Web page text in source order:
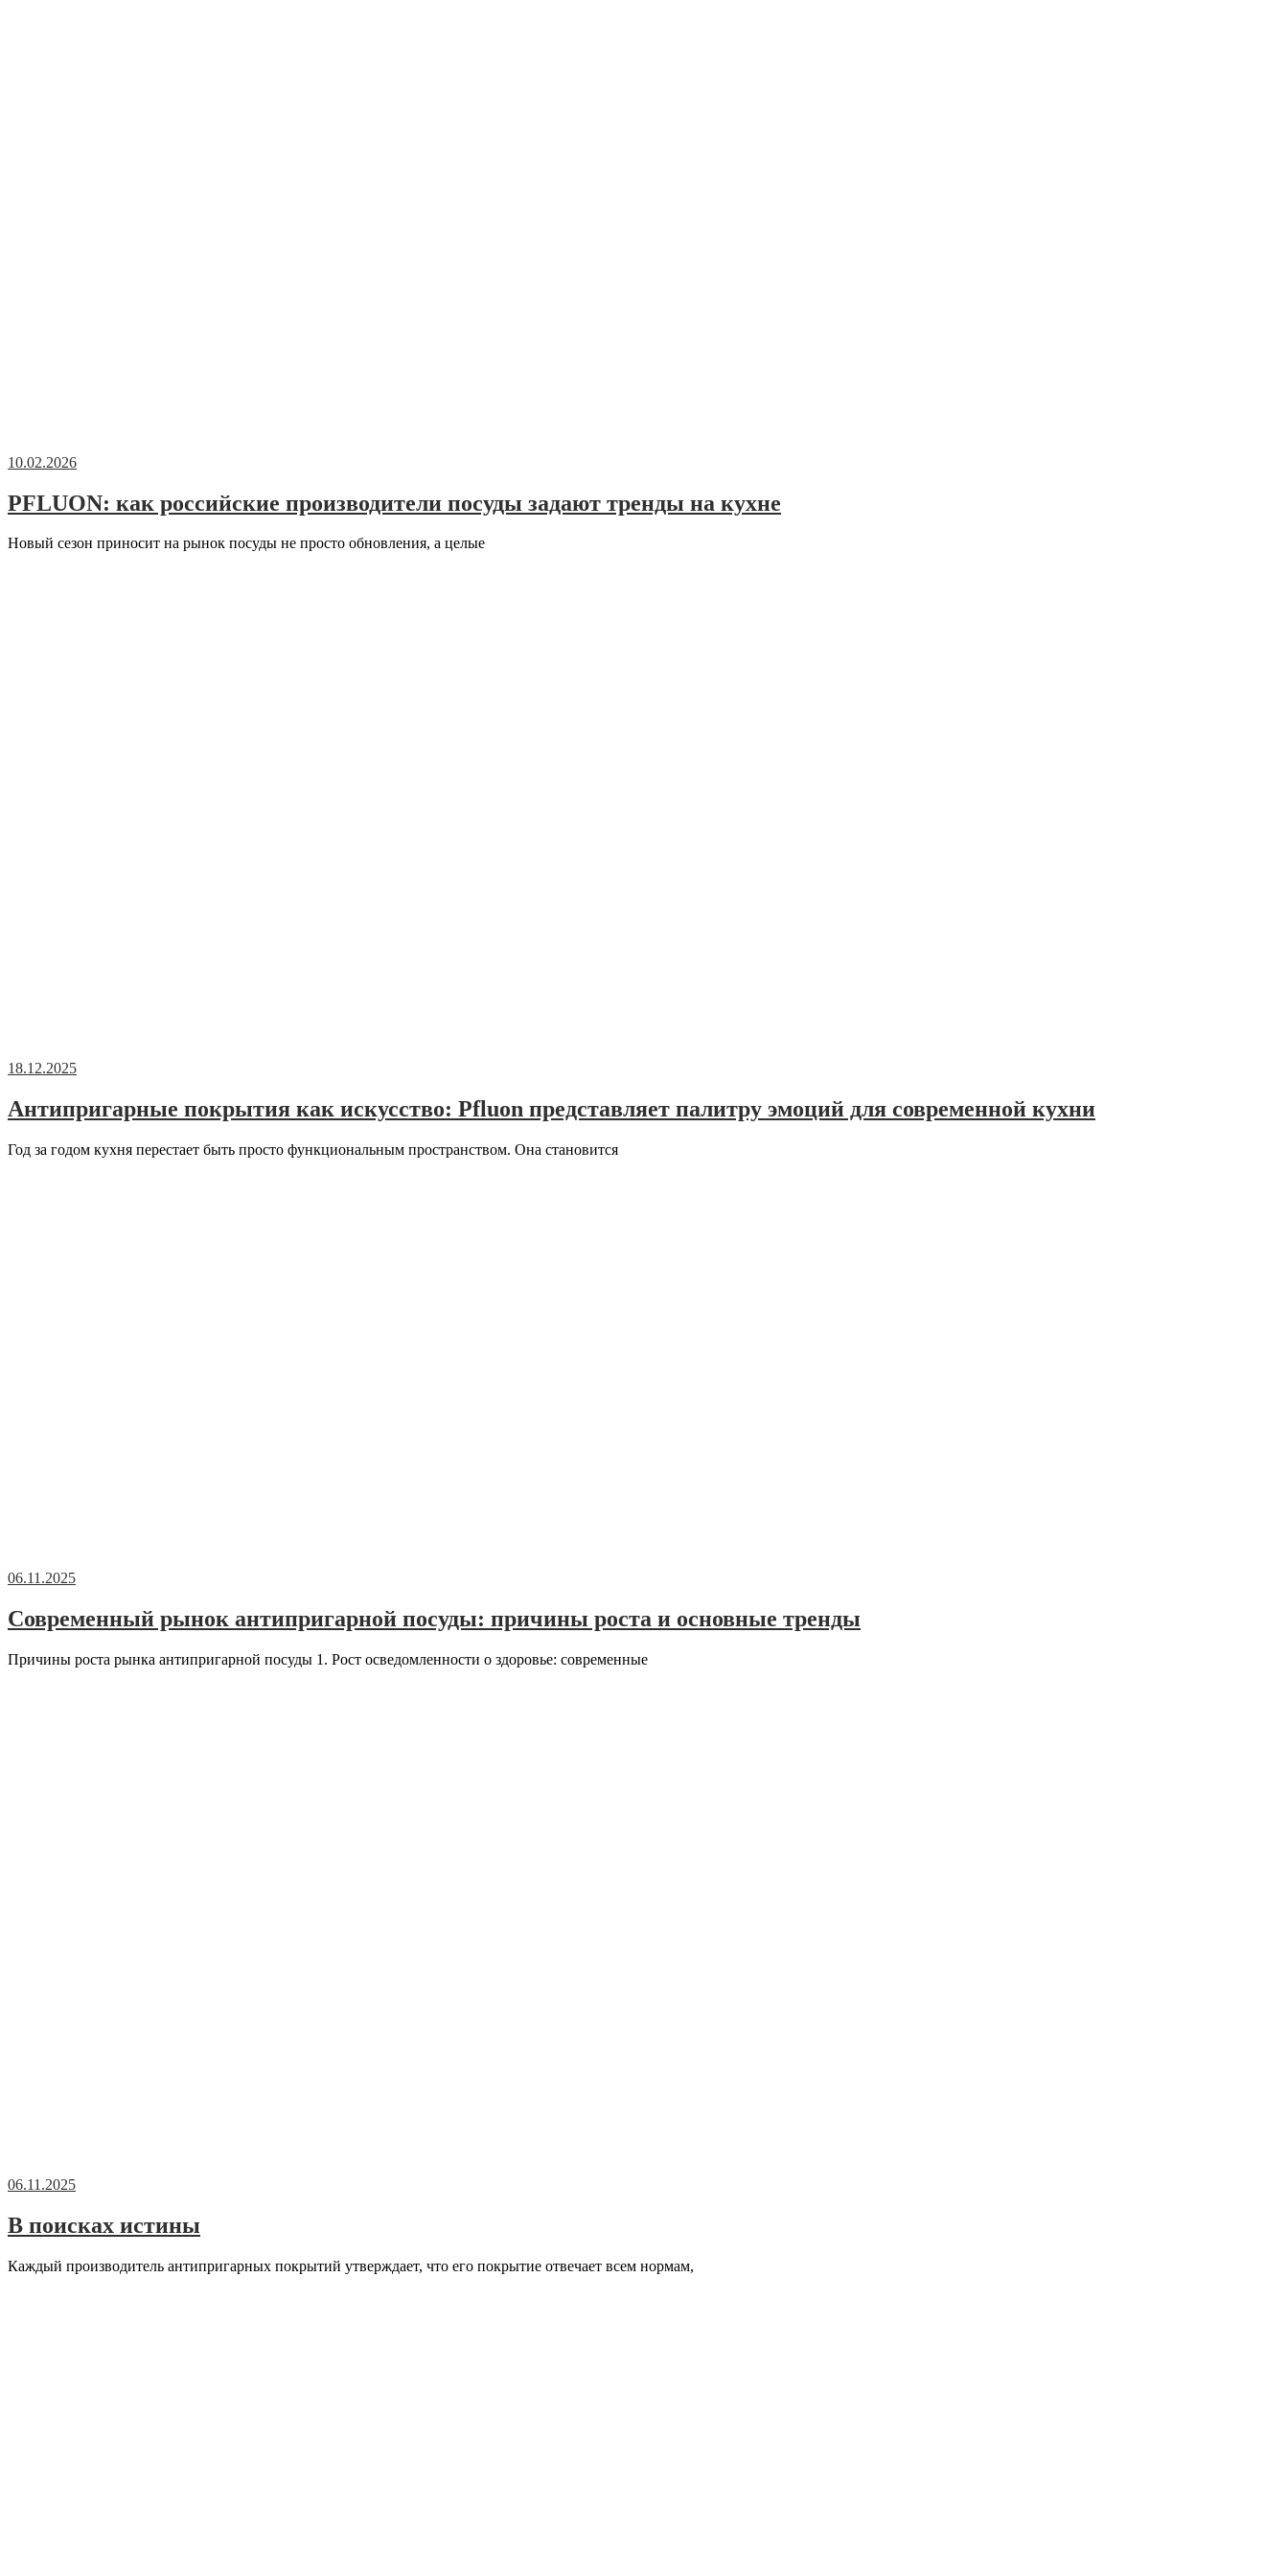
10.02.2026
PFLUON: как российские производители посуды задают тренды на кухне
Новый сезон приносит на рынок посуды не просто обновления, а целые
18.12.2025
Антипригарные покрытия как искусство: Pfluon представляет палитру эмоций для современной кухни
Год за годом кухня перестает быть просто функциональным пространством. Она становится
06.11.2025
Современный рынок антипригарной посуды: причины роста и основные тренды
Причины роста рынка антипригарной посуды 1. Рост осведомленности о здоровье: современные
06.11.2025
В поисках истины
Каждый производитель антипригарных покрытий утверждает, что его покрытие отвечает всем нормам,